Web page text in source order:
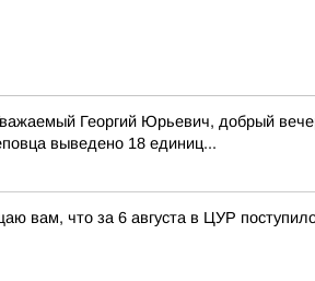
Георгий Юрьевич, добрый
выведено 18 единиц...
вам, что за 6 августа в ЦУР